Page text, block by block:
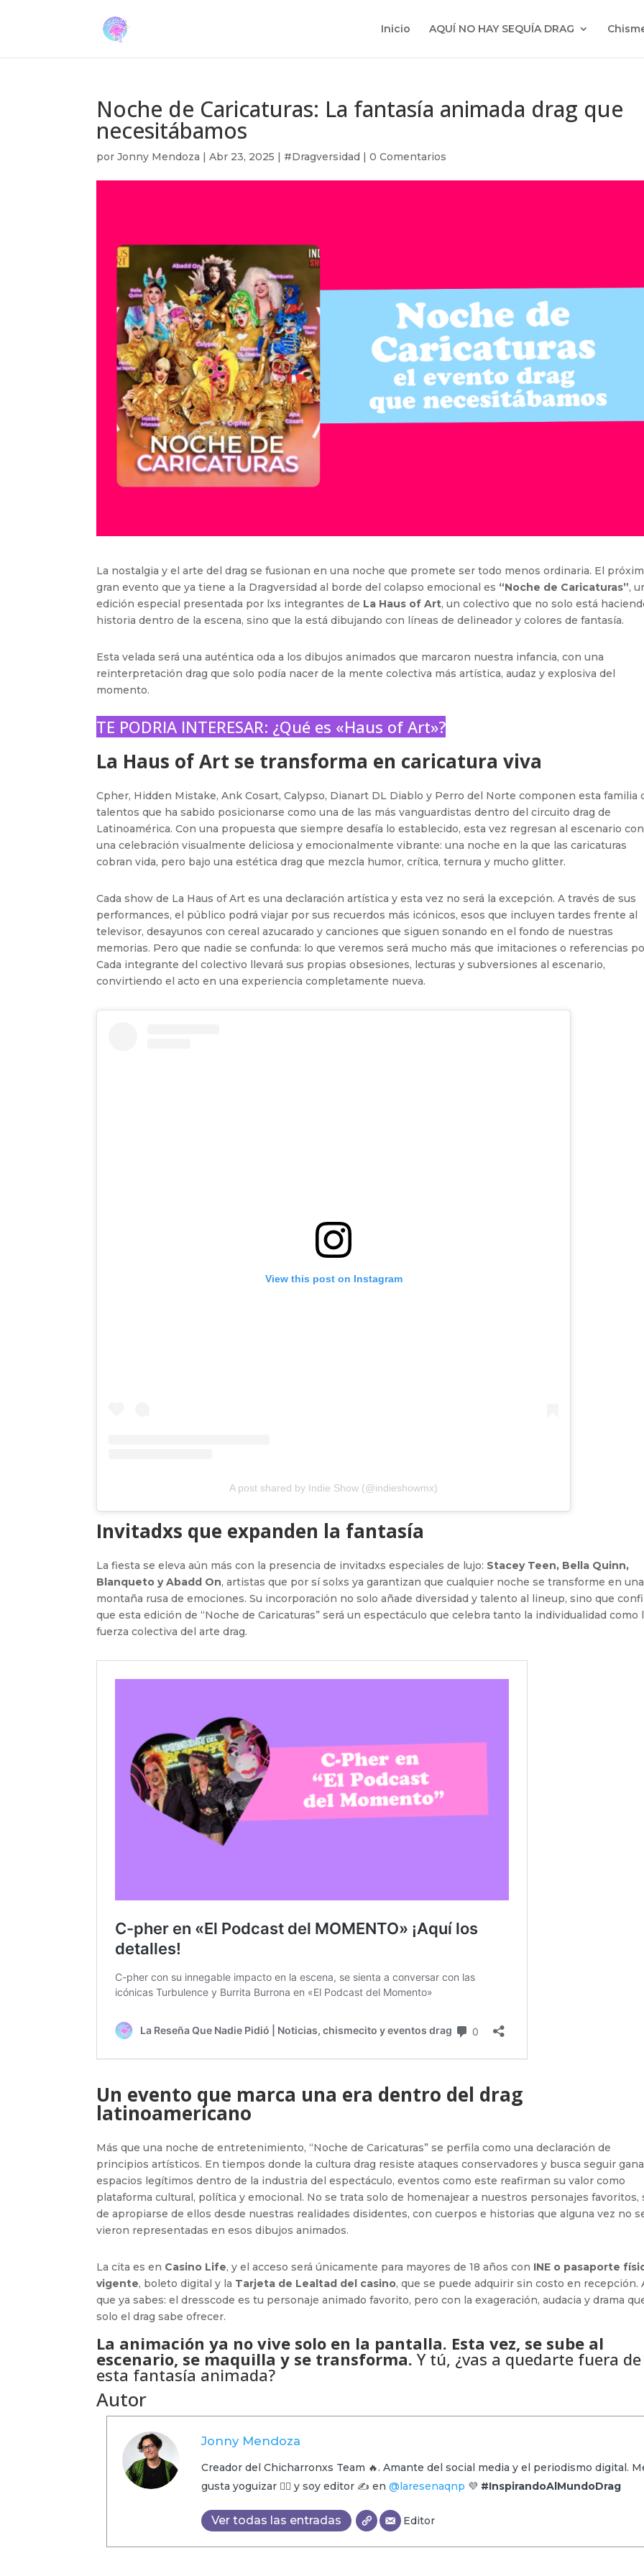
Inicio AQUÍ NO HAY SEQUÍA DRAG
Noche de Caricaturas: La fantasía animada drag que
necesitábamos
porJonny Mendoza |Abr 23, 2025 | #Dragversidad |0 Comentarios
La nostalgia y el arte del drag se fusionan en una noche que promete ser todo menos ordinaria. El
gran evento que ya tiene a la Dragversidad al borde del colapso emocional es “Noche de Caricaturas”,
edición especial presentada por lxs integrantes de La Haus of Art, un colectivo que no solo está
historia dentro de la escena, sino que la está dibujando con líneas de delineador y colores de fantasía.
Esta velada será una auténtica oda a los dibujos animados que marcaron nuestra infancia, con una
reinterpretación drag que solo podía nacer de la mente colectiva más artística, audaz y explosiva del
momento.
TE PODRIA INTERESAR: ¿Qué es «Haus of Art»?
La Haus of Art se transforma en caricatura viva
Cpher, Hidden Mistake, Ank Cosart, Calypso, Dianart DL Diablo y Perro del Norte componen esta familia
talentos que ha sabido posicionarse como una de las más vanguardistas dentro del circuito drag de
Latinoamérica. Con una propuesta que siempre desafía lo establecido, esta vez regresan al escenario con
una celebración visualmente deliciosa y emocionalmente vibrante: una noche en la que las caricaturas
cobran vida, pero bajo una estética drag que mezcla humor, crítica, ternura y mucho glitter.
Cada show de La Haus of Art es una declaración artística y esta vez no será la excepción. A través de sus
performances, el público podrá viajar por sus recuerdos más icónicos, esos que incluyen tardes frente al
televisor, desayunos con cereal azucarado y canciones que siguen sonando en el fondo de nuestras
memorias. Pero que nadie se confunda: lo que veremos será mucho más que imitaciones o referencias
Cada integrante del colectivo llevará sus propias obsesiones, lecturas y subversiones al escenario,
convirtiendo el acto en una experiencia completamente nueva.
View this post on Instagram
A post shared by Indie Show (@indieshowmx)
Invitadxs que expanden la fantasía
La fiesta se eleva aún más con la presencia de invitadxs especiales de lujo: Stacey Teen, Bella Quinn,
Blanqueto y Abadd On, artistas que por sí solxs ya garantizan que cualquier noche se transforme en una
montaña rusa de emociones. Su incorporación no solo añade diversidad y talento al lineup, sino que
que esta edición de “Noche de Caricaturas” será un espectáculo que celebra tanto la individualidad como
fuerza colectiva del arte drag.
Un evento que marca una era dentro del drag
latinoamericano
Más que una noche de entretenimiento, “Noche de Caricaturas” se perfila como una declaración de
principios artísticos. En tiempos donde la cultura drag resiste ataques conservadores y busca seguir
espacios legítimos dentro de la industria del espectáculo, eventos como este reafirman su valor como
plataforma cultural, política y emocional. No se trata solo de homenajear a nuestros personajes favoritos,
de apropiarse de ellos desde nuestras realidades disidentes, con cuerpos e historias que alguna vez no
vieron representadas en esos dibujos animados.
La cita es en Casino Life, y el acceso será únicamente para mayores de 18 años con INE o pasaporte
vigente, boleto digital y la Tarjeta de Lealtad del casino, que se puede adquirir sin costo en recepción.
que ya sabes: el dresscode es tu personaje animado favorito, pero con la exageración, audacia y drama
solo el drag sabe ofrecer.
La animación ya no vive solo en la pantalla. Esta vez, se sube al
escenario, se maquilla y se transforma. Y tú, ¿vas a quedarte fuera de
esta fantasía animada?
Autor
Jonny Mendoza
Creador del Chicharronxs Team 🔥. Amante del social media y el periodismo digital.
gusta yoguizar 🧘‍♂️ y soy editor ✍️ en@laresenaqnp 💜 #InspirandoAlMundoDrag
Ver todas las entradas Editor